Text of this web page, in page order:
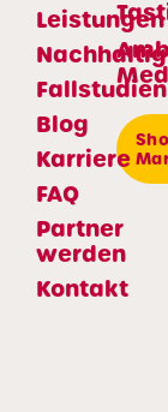
Leistungen
Fallstudien
Blog
Karriere
FAQ
Partner
werden
Kontakt